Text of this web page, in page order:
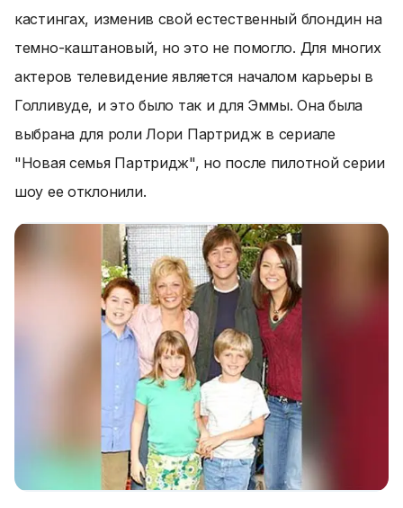
кастингах, изменив свой естественный блондин на
темно-каштановый, но это не помогло. Для многих
актеров телевидение является началом карьеры в
Голливуде, и это было так и для Эммы. Она была
выбрана для роли Лори Партридж в сериале
"Новая семья Партридж", но после пилотной серии
шоу ее отклонили.